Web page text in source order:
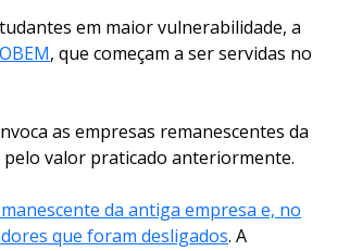
em maior vulnerabilidade, a
, que começam a ser servidas no
as empresas remanescentes da
valor praticado anteriormente.
da antiga empresa e, no
que foram desligados. A